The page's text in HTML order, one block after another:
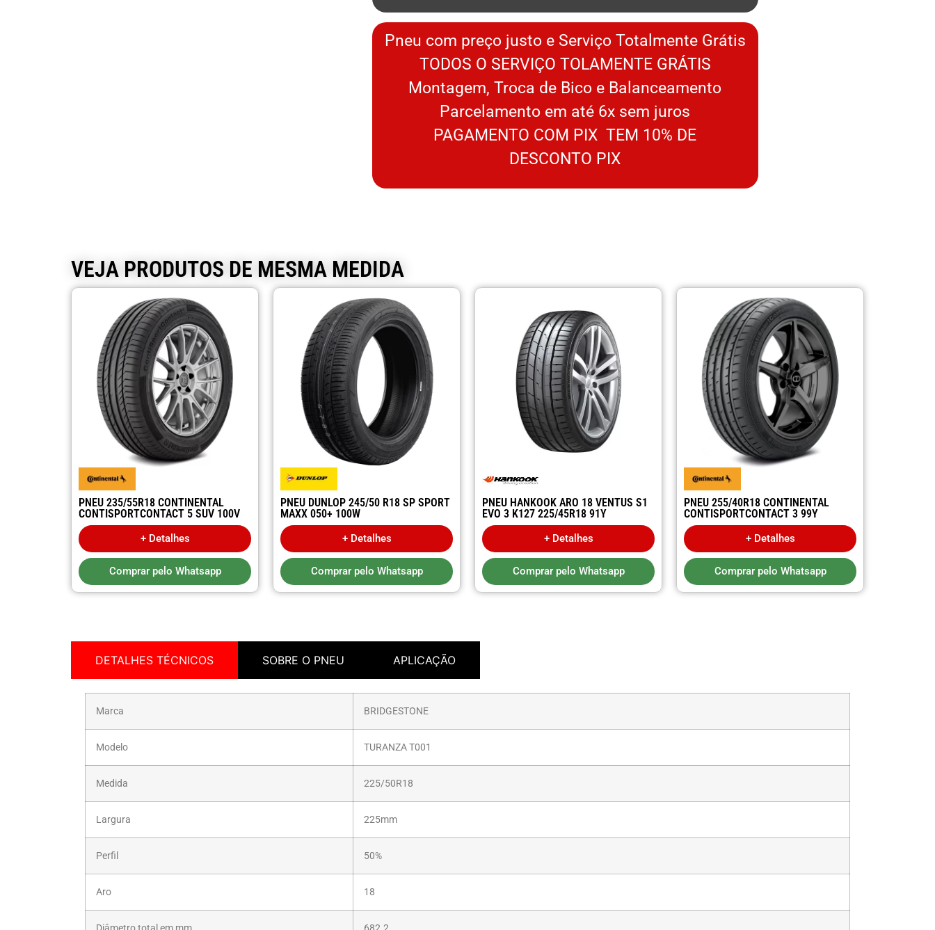
Pneu com preço justo e Serviço Totalmente Grátis
TODOS O SERVIÇO TOLAMENTE GRÁTIS
Montagem, Troca de Bico e Balanceamento
Parcelamento em até 6x sem juros
PAGAMENTO COM PIX TEM 10% DE
DESCONTO PIX
VEJA PRODUTOS DE MESMA MEDIDA
PNEU 235/55R18 CONTINENTAL
CONTISPORTCONTACT 5 SUV 100V
+ Detalhes
Comprar pelo Whatsapp
PNEU DUNLOP 245/50 R18 SP SPORT
MAXX 050+ 100W
+ Detalhes
Comprar pelo Whatsapp
PNEU HANKOOK ARO 18 VENTUS S1
EVO 3 K127 225/45R18 91Y
+ Detalhes
Comprar pelo Whatsapp
PNEU 255/40R18 CONTINENTAL
CONTISPORTCONTACT 3 99Y
+ Detalhes
Comprar pelo Whatsapp
DETALHES TÉCNICOS SOBRE O PNEU APLICAÇÃO
Marca BRIDGESTONE
Modelo TURANZA T001
Medida 225/50R18
Largura 225mm
Perfil 50%
Aro 18